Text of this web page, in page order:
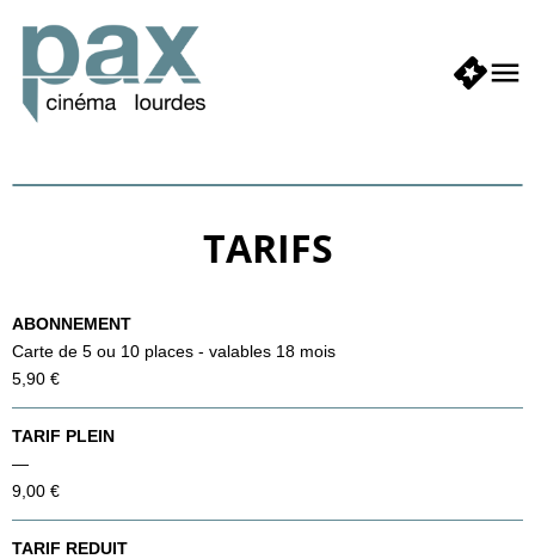
TARIFS
ABONNEMENT
Carte de 5 ou 10 places - valables 18 mois
5,90 €
TARIF PLEIN
—
9,00 €
TARIF REDUIT